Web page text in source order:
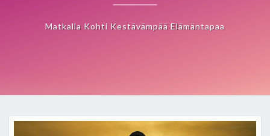
Matkalla Kohti Kestävämpää Elämäntapaa